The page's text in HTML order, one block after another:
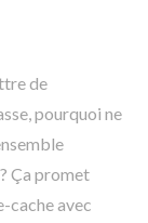
de
pourquoi ne
Ça promet
cache avec